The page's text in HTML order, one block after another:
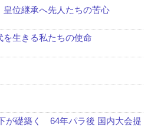
位継承へ先人たちの苦心
生きる私たちの使命
が礎築く 64年パラ後 国内大会提